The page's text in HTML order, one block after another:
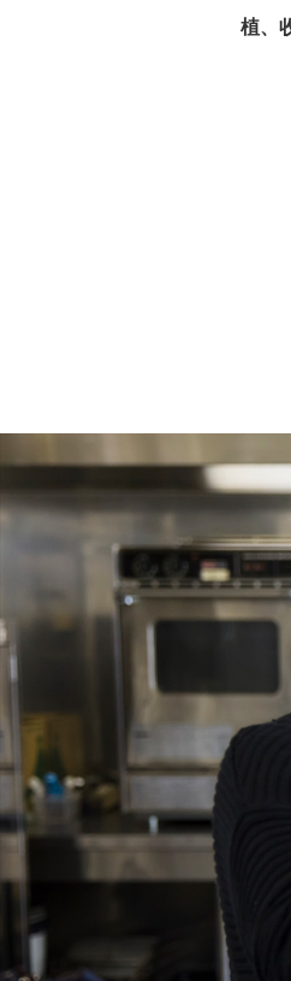
植、